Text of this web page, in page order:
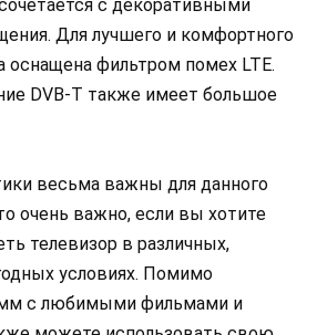
с декоративными
Для лучшего и комфортного
оснащена фильтром помех LTE.
DVB-T также имеет большое
весьма важны для данного
очень важно, если вы хотите
телевизор в различных,
условиях. Помимо
с любимыми фильмами и